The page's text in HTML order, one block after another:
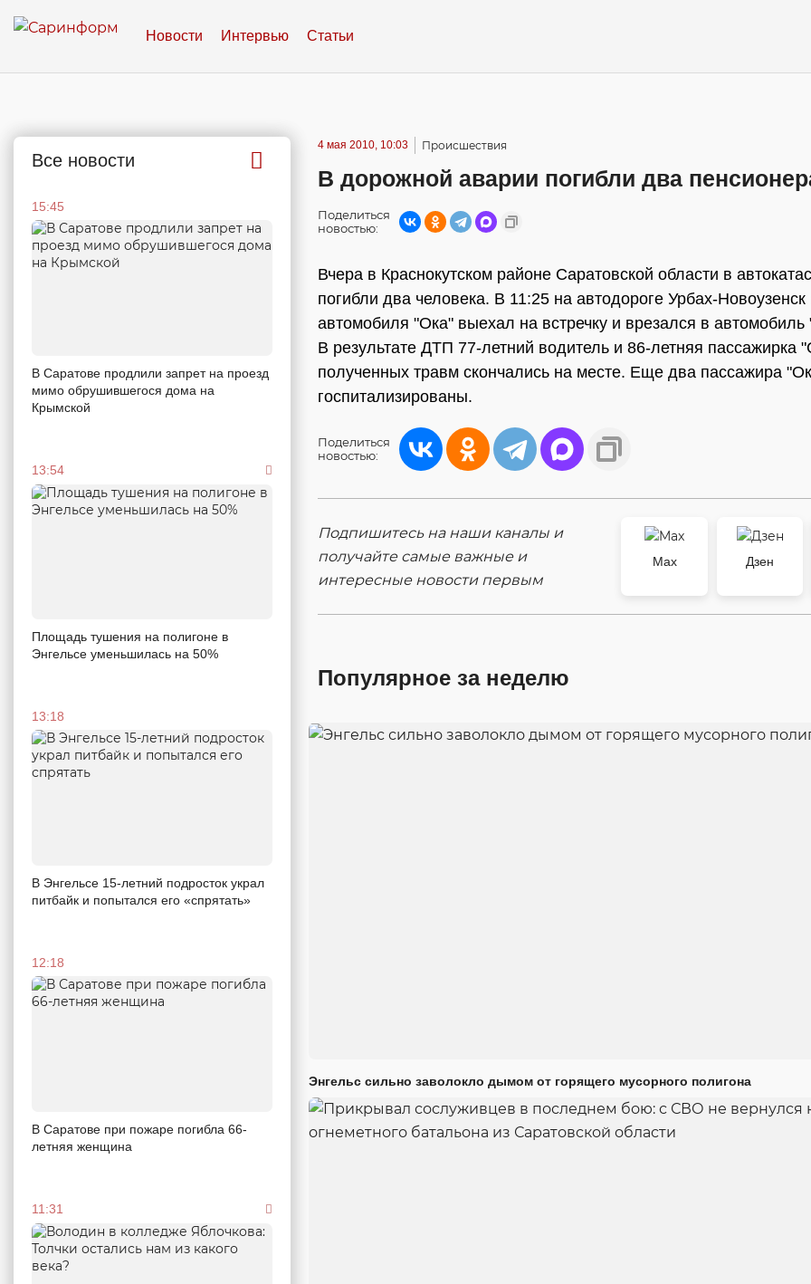
Новости Интервью Статьи
Все новости
15:45
В Саратове продлили запрет на проезд
мимо обрушившегося дома на
Крымской
13:54
Площадь тушения на полигоне в
Энгельсе уменьшилась на 50%
13:18
В Энгельсе 15-летний подросток украл
питбайк и попытался его «спрятать»
12:18
В Саратове при пожаре погибла 66-
летняя женщина
11:31
4 мая 2010, 10:03 Происшествия
В дорожной аварии погибли два
Поделиться
новостью:
Вчера в Краснокутском районе Саратовской области в
погибли два человека. В 11:25 на автодороге Урбах-Новоузенск
автомобиля "Ока" выехал на встречку и врезался в
В результате ДТП 77-летний водитель и 86-летняя пассажирка
полученных травм скончались на месте. Еще два пассажира
госпитализированы.
Поделиться
новостью:
Подпишитесь на наши каналы и
получайте самые важные и
интересные новости первым
Max
Дзен
Популярное за неделю
Энгельс сильно заволокло дымом от горящего мусорного полигона